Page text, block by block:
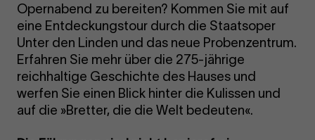
Opernabend zu bereiten? Kommen Sie mit auf
eine Entdeckungstour durch die Staatsoper
Unter den Linden und das neue Probenzentrum.
Erfahren Sie mehr über die 275-jährige
reichhaltige Geschichte des Hauses und
werfen Sie einen Blick hinter die Kulissen und
auf die »Bretter, die die Welt bedeuten«.